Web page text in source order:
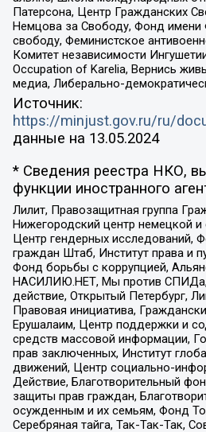
Патерсона, Центр Гражданских
Немцова за Свободу, Фонд имени
свободу, Феминистское
Комитет независимости
Occupation of Karelia, Вернись
медиа, Либерально-
Источник:
https://minjust.gov.ru/ru/
данные на 13.05.2024
* Сведения реестра НКО,
функции иностранного
Лилит, Правозащитная группа
Нижегородский центр немецкой и
Центр гендерных исследований,
граждан Штаб, Институт права и
Фонд борьбы с коррупцией,
НАСИЛИЮ.НЕТ, Мы против СПИДа,
действие, Открытый Петербург,
Правовая инициатива,
Ерушалаим, Центр поддержки и
средств массовой информации,
прав заключенных, Институт
движений, Центр социально-
Действие, Благотворительный
защиты прав граждан,
осужденным и их семьям, Фонд
Серебряная тайга, Так-Так-Так,